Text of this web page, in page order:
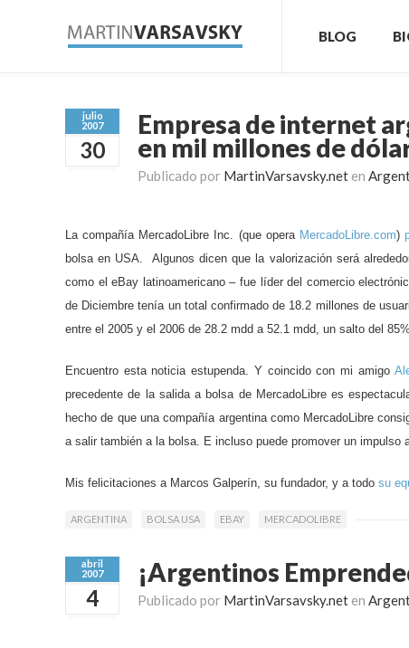
BLOG
julio
2007
30
Empresa de internet
en mil millones de
Publicado por MartinVarsavsky.net en
La compañía MercadoLibre Inc. (que opera MercadoLibre.com)
bolsa en USA. Algunos dicen que la valorización será
como el eBay latinoamericano – fue líder del comercio
de Diciembre tenía un total confirmado de 18.2 millones de
entre el 2005 y el 2006 de 28.2 mdd a 52.1 mdd, un salto del
Encuentro esta noticia estupenda. Y coincido con mi amigo
precedente de la salida a bolsa de MercadoLibre es
hecho de que una compañía argentina como MercadoLibre
a salir también a la bolsa. E incluso puede promover un
Mis felicitaciones a Marcos Galperín, su fundador, y a todo su
ARGENTINA BOLSA USA EBAY MERCADOLIBRE
abril
2007
4
¡Argentinos
Publicado por MartinVarsavsky.net en